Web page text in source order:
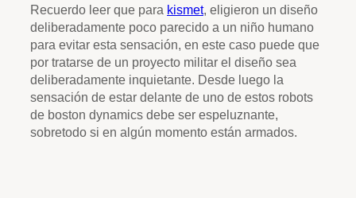
Recuerdo leer que para kismet, eligieron un diseño
deliberadamente poco parecido a un niño humano
para evitar esta sensación, en este caso puede que
por tratarse de un proyecto militar el diseño sea
deliberadamente inquietante. Desde luego la
sensación de estar delante de uno de estos robots
de boston dynamics debe ser espeluznante,
sobretodo si en algún momento están armados.